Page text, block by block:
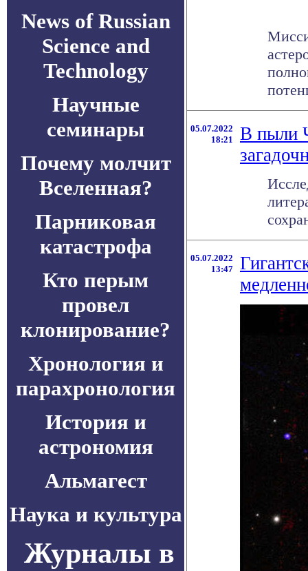
News of Russian
Science and
Technology
Научные
семинары
Почему молчит
Вселенная?
Парниковая
катастрофа
Кто перым
провел
клонирование?
Хронология и
парахронология
История и
астрономия
Альмагест
Наука и культура
Журналы в
05.07.2022
18:21
В пыли
05.07.2022
13:47